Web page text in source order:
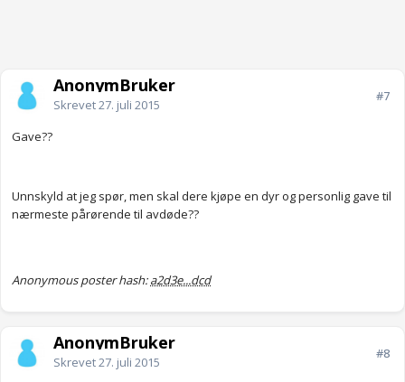
AnonymBruker
Skrevet27. juli 2015
#7
Gave??
Unnskyld at jeg spør, men skal dere kjøpe en dyr og personlig gave til
nærmeste pårørende til avdøde??
Anonymous poster hash:a2d3e...dcd
AnonymBruker
Skrevet27. juli 2015
#8